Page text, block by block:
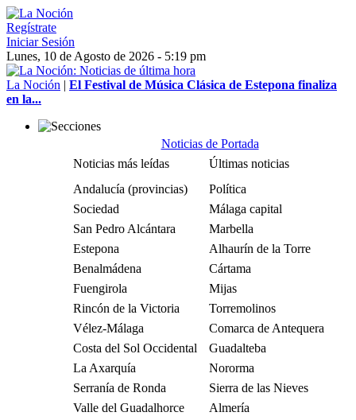
Regístrate
Iniciar Sesión
Lunes, 10 de Agosto de 2026 - 5:19 pm
La Noción | El Festival de Música Clásica de Estepona finaliza
en la...
Noticias de Portada
Noticias más leídas
Últimas noticias
Andalucía (provincias)
Política
Sociedad
Málaga capital
San Pedro Alcántara
Marbella
Estepona
Alhaurín de la Torre
Benalmádena
Cártama
Fuengirola
Mijas
Rincón de la Victoria
Torremolinos
Vélez-Málaga
Comarca de Antequera
Costa del Sol Occidental
Guadalteba
La Axarquía
Nororma
Serranía de Ronda
Sierra de las Nieves
Valle del Guadalhorce
Almería